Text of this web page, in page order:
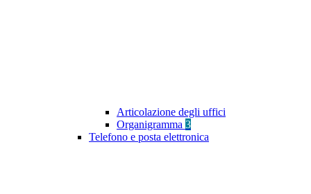
Articolazione degli uffici
Organigramma 3
Telefono e posta elettronica